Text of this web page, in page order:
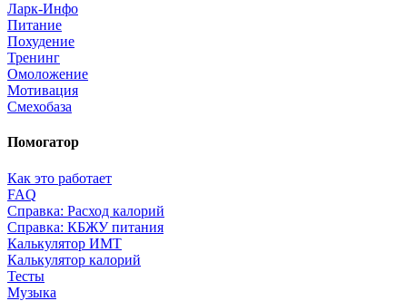
Ларк-Инфо
Питание
Похудение
Тренинг
Омоложение
Мотивация
Смехобаза
Помогатор
Как это работает
FAQ
Справка: Расход калорий
Справка: КБЖУ питания
Калькулятор ИМТ
Калькулятор калорий
Тесты
Музыка